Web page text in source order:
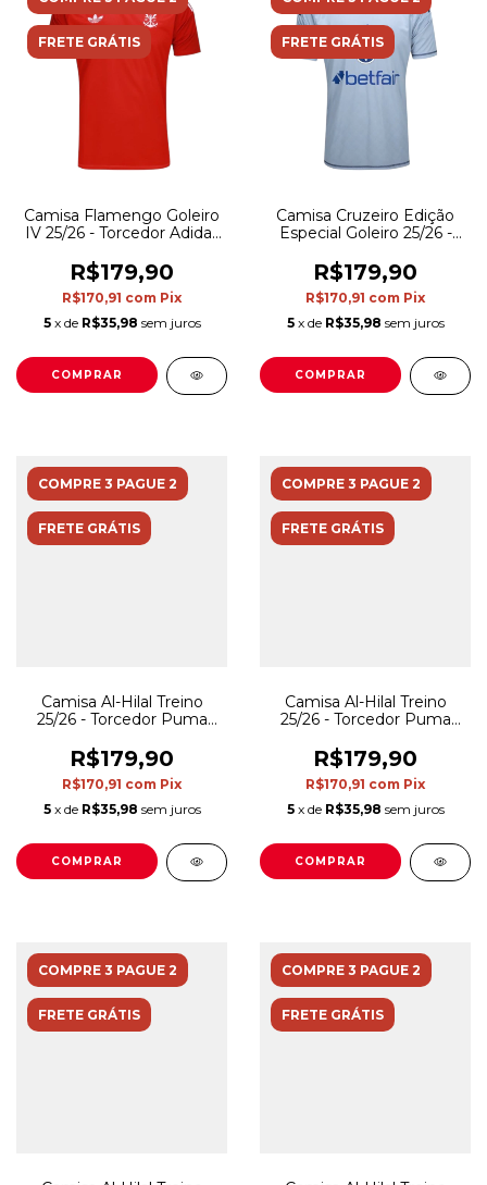
FRETE GRÁTIS
Camisa Flamengo Goleiro
IV 25/26 - Torcedor Adidas
R$179,90
R$170,91 com Pix
5 x de R$35,98 sem juros
COMPRAR
FRETE GRÁTIS
Camisa Cruzeiro Edição
Especial Goleiro 25/26 -
- Azul
R$179,90
R$170,91 com Pix
5 x de R$35,98 sem juros
COMPRAR
COMPRE 3 PAGUE 2
FRETE GRÁTIS
Camisa Al-Hilal Treino
25/26 - Torcedor Puma
R$179,90
R$170,91 com Pix
5 x de R$35,98 sem juros
COMPRAR
COMPRE 3 PAGUE 2
FRETE GRÁTIS
Camisa Al-Hilal Treino
25/26 - Torcedor Puma
R$179,90
R$170,91 com Pix
5 x de R$35,98 sem juros
COMPRAR
COMPRE 3 PAGUE 2
FRETE GRÁTIS
COMPRE 3 PAGUE 2
FRETE GRÁTIS